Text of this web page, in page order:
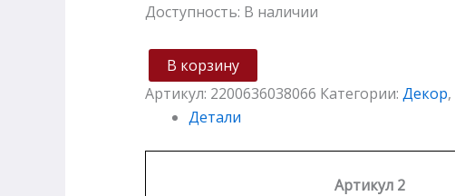
Доступность: В наличии
В корзину
Артикул: 2200636038066 Категории: Декор,
Детали
Артикул 2